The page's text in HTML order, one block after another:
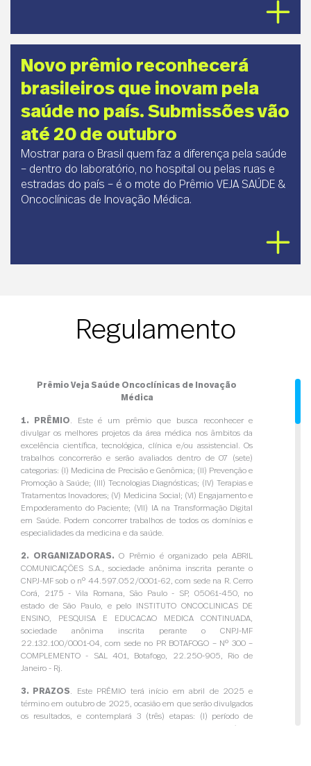
Novo prêmio reconhecerá
brasileiros que inovam pela
saúde no país. Submissões vão
até 20 de outubro
Mostrar para o Brasil quem faz a diferença pela saúde
– dentro do laboratório, no hospital ou pelas ruas e
estradas do país – é o mote do Prêmio VEJA SAÚDE &
Oncoclínicas de Inovação Médica.
Regulamento
Prêmio Veja Saúde Oncoclínicas de Inovação
Médica
1. PRÊMIO . Este é um prêmio que busca reconhecer e
divulgar os melhores projetos da área médica nos âmbitos da
excelência científica, tecnológica, clínica e/ou assistencial. Os
trabalhos concorrerão e serão avaliados dentro de 07 (sete)
categorias: (I) Medicina de Precisão e Genômica; (II) Prevenção e
Promoção à Saúde; (III) Tecnologias Diagnósticas; (IV) Terapias e
Tratamentos Inovadores; (V) Medicina Social; (VI) Engajamento e
Empoderamento do Paciente; (VII) IA na Transformação Digital
em Saúde. Podem concorrer trabalhos de todos os domínios e
especialidades da medicina e da saúde.
2. ORGANIZADORAS. O Prêmio é organizado pela ABRIL
COMUNICAÇÕES S.A., sociedade anônima inscrita perante o
CNPJ-MF sob o nº 44.597.052/0001-62, com sede na R. Cerro
Corá, 2175 - Vila Romana, São Paulo - SP, 05061-450, no
estado de São Paulo, e pelo INSTITUTO ONCOCLINICAS DE
ENSINO, PESQUISA E EDUCACAO MEDICA CONTINUADA,
sociedade anônima inscrita perante o CNPJ-MF
22.132.100/0001-04, com sede no PR BOTAFOGO – Nº 300 –
COMPLEMENTO - SAL 401, Botafogo, 22.250-905, Rio de
Janeiro - Rj.
3. PRAZOS
. Este PRÊMIO terá início em abril de 2025 e
término em outubro de 2025, ocasião em que serão divulgados
os resultados, e contemplará 3 (três) etapas: (I) período de
indicação de participantes pelas ORGANIZADORAS através de